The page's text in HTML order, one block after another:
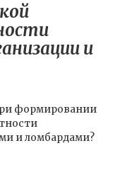
и
формировании
и ломбардами?